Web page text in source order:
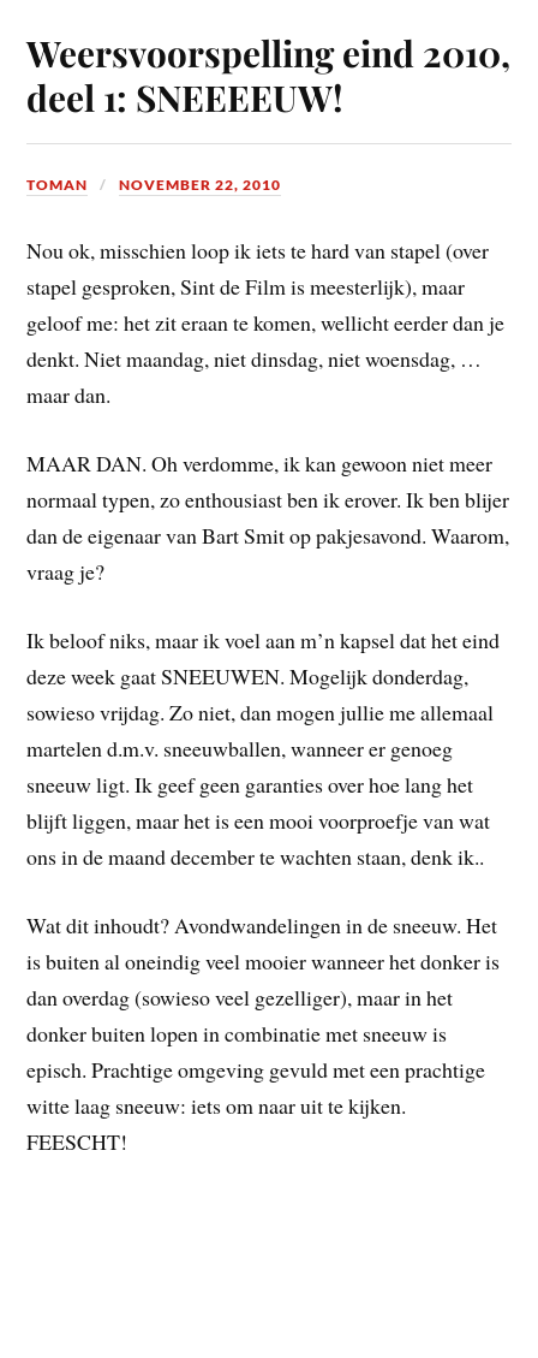
Weersvoorspelling eind 2010,
deel 1: SNEEEEUW!
TOMAN NOVEMBER 22, 2010
Nou ok, misschien loop ik iets te hard van stapel (over
stapel gesproken, Sint de Film is meesterlijk), maar
geloof me: het zit eraan te komen, wellicht eerder dan je
denkt. Niet maandag, niet dinsdag, niet woensdag, …
maar dan.
MAAR DAN. Oh verdomme, ik kan gewoon niet meer
normaal typen, zo enthousiast ben ik erover. Ik ben blijer
dan de eigenaar van Bart Smit op pakjesavond. Waarom,
vraag je?
Ik beloof niks, maar ik voel aan m’n kapsel dat het eind
deze week gaat SNEEUWEN. Mogelijk donderdag,
sowieso vrijdag. Zo niet, dan mogen jullie me allemaal
martelen d.m.v. sneeuwballen, wanneer er genoeg
sneeuw ligt. Ik geef geen garanties over hoe lang het
blijft liggen, maar het is een mooi voorproefje van wat
ons in de maand december te wachten staan, denk ik..
Wat dit inhoudt? Avondwandelingen in de sneeuw. Het
is buiten al oneindig veel mooier wanneer het donker is
dan overdag (sowieso veel gezelliger), maar in het
donker buiten lopen in combinatie met sneeuw is
episch. Prachtige omgeving gevuld met een prachtige
witte laag sneeuw: iets om naar uit te kijken.
FEESCHT!